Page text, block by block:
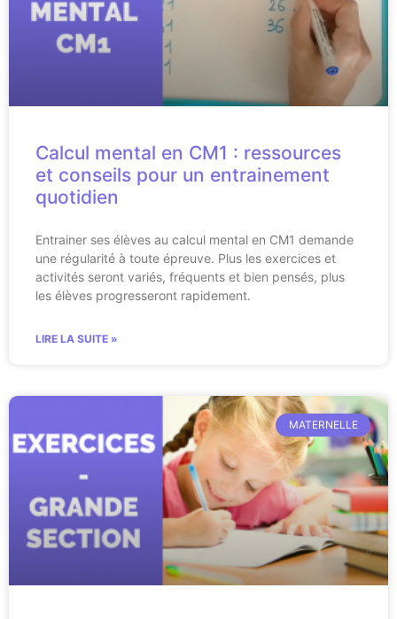
Calcul mental en CM1 : ressources
et conseils pour un entrainement
quotidien
Entrainer ses élèves au calcul mental en CM1 demande
une régularité à toute épreuve. Plus les exercices et
activités seront variés, fréquents et bien pensés, plus
les élèves progresseront rapidement.
LIRE LA SUITE »
MATERNELLE